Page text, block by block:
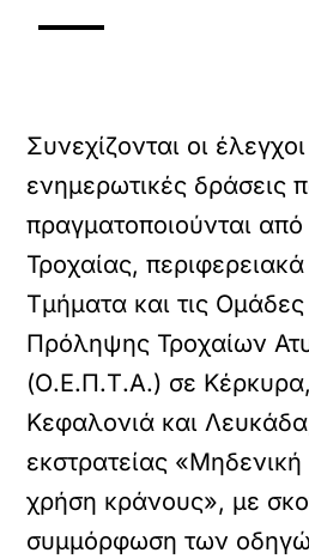
Συνεχίζονται οι έλεγχοι
ενημερωτικές δράσεις
πραγματοποιούνται
Τροχαίας,
Τμήματα και τις
Πρόληψης Τροχαίων
(Ο.Ε.Π.Τ.Α.) σε
Κεφαλονιά και
εκστρατείας
χρήση κράνους», με
συμμόρφωση των